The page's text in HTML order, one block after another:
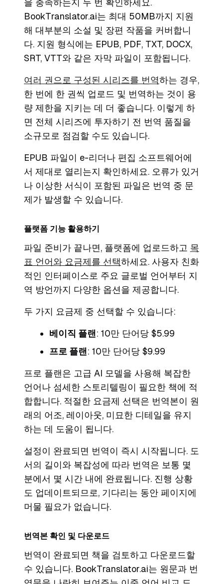
을 충족하는지 두 번 확인하세요.
BookTranslator.ai는 최대 50MB까지 지원
해 대부분의 소설 및 장편 작품을 커버합니
다. 지원 형식에는 EPUB, PDF, TXT, DOCX,
SRT, VTT와 같은 자막 파일이 포함됩니다.
여러 권으로 구성된 시리즈를 번역하는 경우,
한 번에 한 권씩 업로드 및 번역하는 것이 용
량 제한을 지키는 데 더 좋습니다. 이렇게 하
면 전체 시리즈에 투자하기 전 번역 품질을
소규모로 점검할 수도 있습니다.
EPUB 파일이 e-리더나 편집 소프트웨어에
서 제대로 열리는지 확인하세요. 오류가 있거
나 이상한 서식이 포함된 파일은 번역 중 문
제가 발생할 수 있습니다.
플랫폼 기능 활용하기
파일 준비가 끝나면, 플랫폼에 업로드하고 목
표 언어와 요금제를 선택하세요. 사용자 친화
적인 인터페이스로 주요 글로벌 언어부터 지
역 방언까지 다양한 옵션을 제공합니다.
두 가지 요금제 중 선택할 수 있습니다:
베이직 플랜 : 10만 단어당 $5.99
프로 플랜 : 10만 단어당 $9.99
프로 플랜은 고급 AI 모델을 사용해 복잡한
언어나 섬세한 스토리텔링이 필요한 책에 적
합합니다. 적절한 요금제 선택은 번역본이 원
래의 어조, 레이아웃, 미묘한 디테일을 유지
하는 데 도움이 됩니다.
설정이 완료되면 번역이 즉시 시작됩니다. 도
서의 길이와 복잡성에 따라 번역은 보통 몇
분에서 몇 시간 내에 완료됩니다. 진행 상황
도 업데이트되므로, 기다리는 동안 페이지에
머물 필요가 없습니다.
번역본 확인 및 다운로드
번역이 완료되면 책을 검토하고 다운로드할
수 있습니다. BookTranslator.ai는 원문과 번